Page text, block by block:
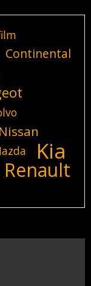
Continental
Nissan
Kia
Renault